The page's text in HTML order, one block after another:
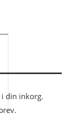
din inkorg.